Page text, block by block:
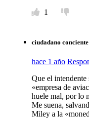
1
ciudadano conciente
hace 1 año
Que el intendente
«empresa de
huele mal, por lo
Me suena,
Miley a la